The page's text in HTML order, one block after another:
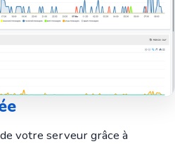
votre serveur grâce à